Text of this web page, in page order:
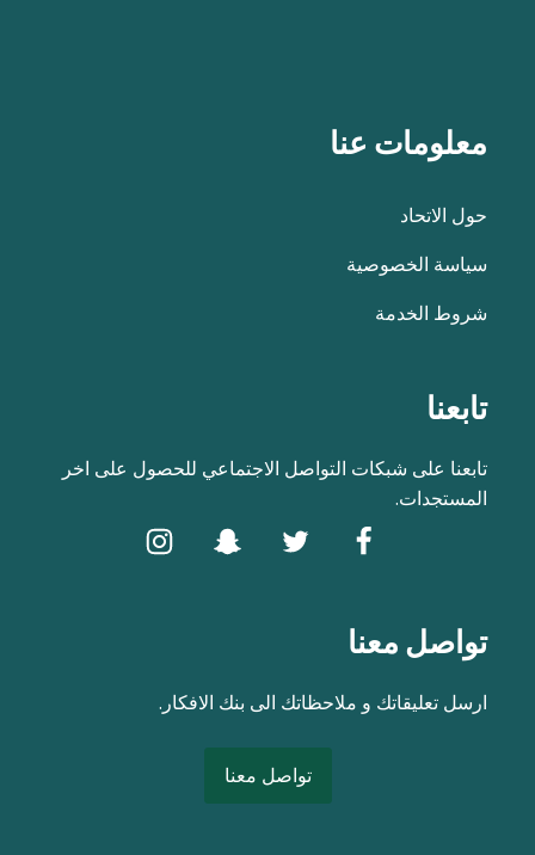
معلومات عنا
حول الاتحاد
سياسة الخصوصية
شروط الخدمة
تابعنا
تابعنا على شبكات التواصل الاجتماعي للحصول على اخر
المستجدات.
تواصل معنا
ارسل تعليقاتك و ملاحظاتك الى بنك الافكار.
تواصل معنا